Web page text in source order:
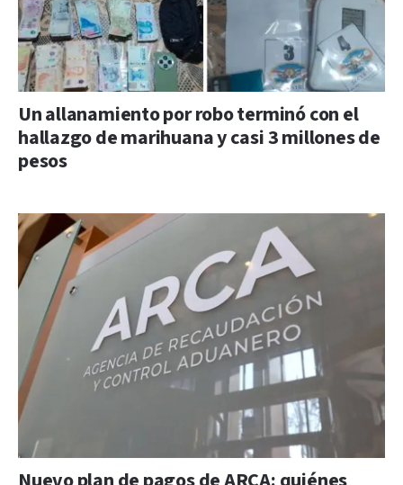
Un allanamiento por robo terminó con el
hallazgo de marihuana y casi 3 millones de
pesos